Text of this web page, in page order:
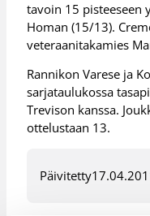
tavoin 15 pisteeseen
Homan (15/13).
veteraanitakamies
Rannikon Varese ja
sarjataulukossa
Trevison kanssa.
ottelustaan 13.
Päivitetty